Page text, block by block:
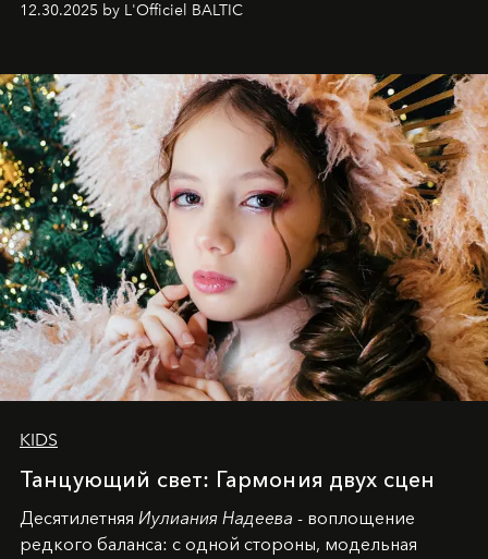
achievements.
12.30.2025 by L'Officiel BALTIC
KIDS
Танцующий свет: Гармония двух сцен
Десятилетняя Иулиания Надеева - воплощение
редкого баланса: с одной стороны, модельная